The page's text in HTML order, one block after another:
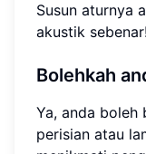
Susun aturnya
akustik sebenar!
Bolehkah
Ya, anda boleh
perisian atau